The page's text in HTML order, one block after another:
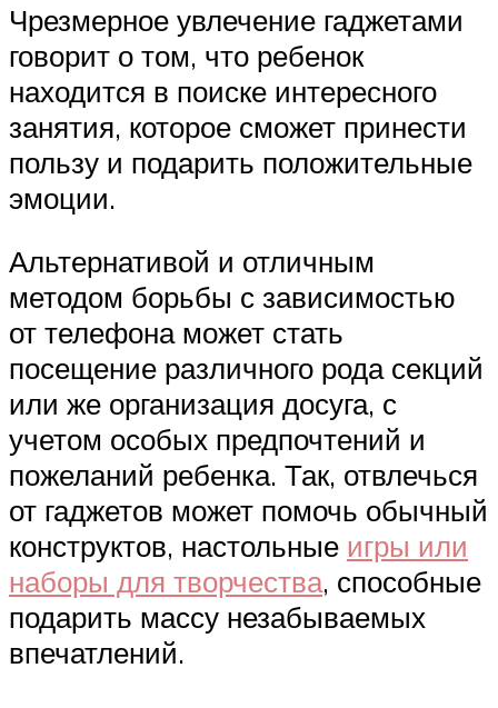
Чрезмерное увлечение гаджетами
говорит о том, что ребенок
находится в поиске интересного
занятия, которое сможет принести
пользу и подарить положительные
эмоции.
Альтернативой и отличным
методом борьбы с зависимостью
от телефона может стать
посещение различного рода секций
или же организация досуга, с
учетом особых предпочтений и
пожеланий ребенка. Так, отвлечься
от гаджетов может помочь обычный
конструктов, настольные игры или
наборы для творчества, способные
подарить массу незабываемых
впечатлений.